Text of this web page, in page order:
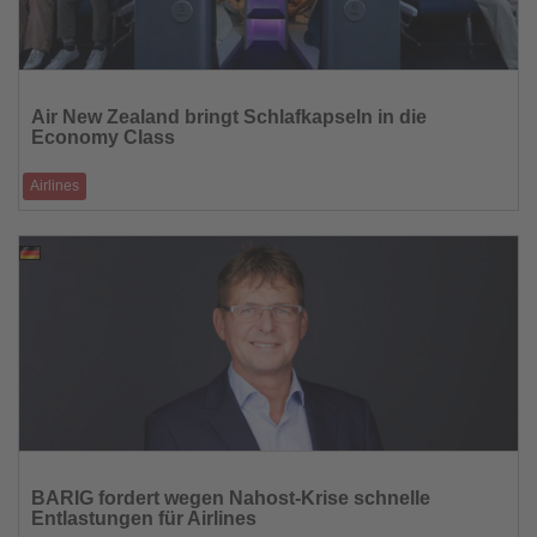
die
Nachrichten
Air New Zealand bringt Schlafkapseln in die
Economy Class
Airlines
Langstreckenflügen künftig au
die
Nachrichten
BARIG fordert wegen Nahost-Krise schnelle
Entlastungen für Airlines